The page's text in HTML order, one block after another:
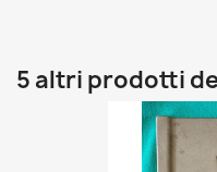
5 altri prodotti